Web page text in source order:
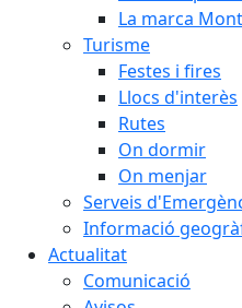
La marca
Turisme
Festes i fires
Llocs d'interès
Rutes
On dormir
On menjar
Serveis
Informació
Actualitat
Comunicació